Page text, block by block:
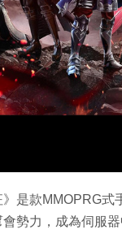
》是款MMOPRG
勢力，成為伺服器